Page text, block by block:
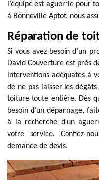
l’équipe est aguerrie pour
à Bonneville Aptot, nous
Réparation de
Si vous avez besoin d’un
David Couverture est près
interventions adéquates à
de ne pas laisser les
toiture toute entière. Dès
besoin d’un dépannage,
à la recherche d’un
votre service. Confiez-
demande de devis.